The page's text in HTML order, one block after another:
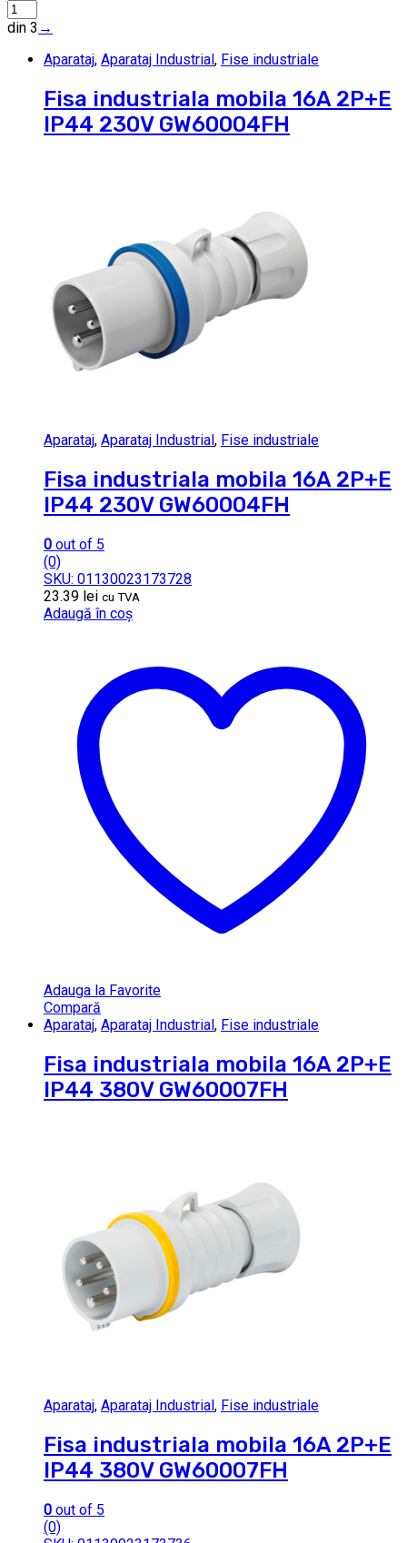
din 3 →
Aparataj, Aparataj Industrial , Fise industriale
Fisa industriala mobila 16A 2P+E
IP44 230V GW60004FH
Aparataj, Aparataj Industrial , Fise industriale
Fisa industriala mobila 16A 2P+E
IP44 230V GW60004FH
0 out of 5
(0)
SKU: 01130023173728
23.39 lei cu TVA
Adaugă în coș
Adauga la Favorite
Compară
Aparataj, Aparataj Industrial, Fise industriale
Fisa industriala mobila 16A 2P+E
IP44 380V GW60007FH
Aparataj, Aparataj Industrial, Fise industriale
Fisa industriala mobila 16A 2P+E
IP44 380V GW60007FH
0 out of 5
(0)